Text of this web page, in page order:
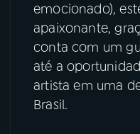
TikTok
emocionado),
apaixonante,
conta com um
até a
artista em uma
Brasil.